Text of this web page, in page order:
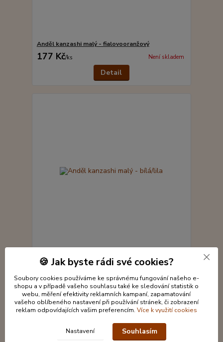
Anděl kanzashi malý - fialovooranžový
177 Kč/ks Není skladem
Detail
177 Kč/ ks Není skladem
Detail
🍪 Jak byste rádi své cookies?
Soubory cookies používáme ke správnému fungování našeho e-
shopu a v případě vašeho souhlasu také ke sledování statistik o
webu, měření efektivity reklamních kampaní, zapamatování
vašeho oblíbeného nastavení při používání stránek, či zobrazení
reklam odpovídajících vašim preferencím. Více k využití cookies
Nastavení Souhlasím